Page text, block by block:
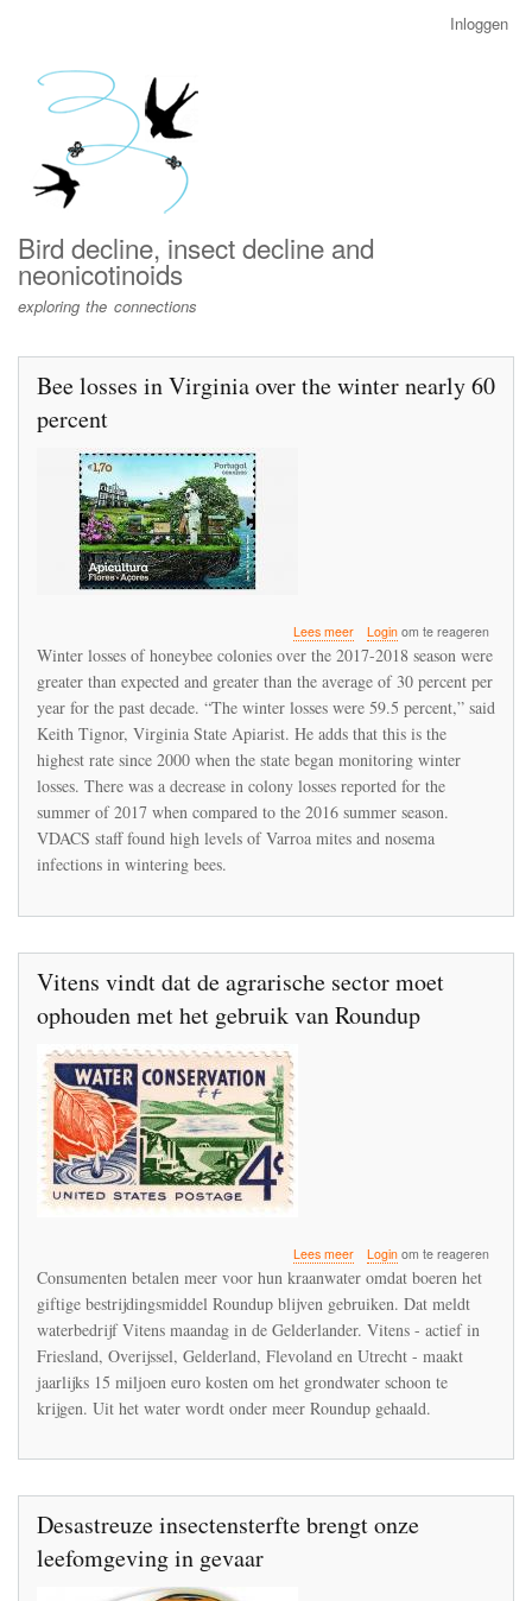
menu
Inloggen
Bird decline, insect decline and
neonicotinoids
exploring the connections
Bee losses in Virginia over the winter nearly 60
percent
Lees meerover
Bee
in
Virginia
over
winter
nearly
60
percent
Loginom te reageren
Winter losses of honeybee colonies over the 2017-2018 season were
greater than expected and greater than the average of 30 percent per
year for the past decade. “The winter losses were 59.5 percent,” said
Keith Tignor, Virginia State Apiarist. He adds that this is the
highest rate since 2000 when the state began monitoring winter
losses. There was a decrease in colony losses reported for the
summer of 2017 when compared to the 2016 summer season.
VDACS staff found high levels of Varroa mites and nosema
infections in wintering bees.
Vitens vindt dat de agrarische sector moet
ophouden met het gebruik van Roundup
Lees meerover
dat
de
agrarische
moet
ophouden
van
Loginom te reageren
Consumenten betalen meer voor hun kraanwater omdat boeren het
giftige bestrijdingsmiddel Roundup blijven gebruiken. Dat meldt
waterbedrijf Vitens maandag in de Gelderlander. Vitens - actief in
Friesland, Overijssel, Gelderland, Flevoland en Utrecht - maakt
jaarlijks 15 miljoen euro kosten om het grondwater schoon te
krijgen. Uit het water wordt onder meer Roundup gehaald.
Desastreuze insectensterfte brengt onze
leefomgeving in gevaar